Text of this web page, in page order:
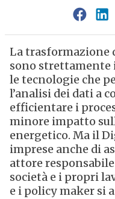
La trasformazione
sono
le tecnologie che
l’analisi dei dati a
efficientare i
minore impatto
energetico. Ma il
imprese anche di
attore
società e i propri
e i policy maker si